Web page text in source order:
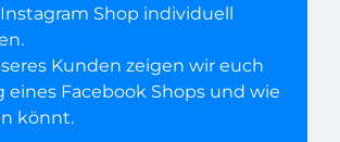
Shop individuell
Kunden zeigen wir euch
Facebook Shops und wie
könnt.